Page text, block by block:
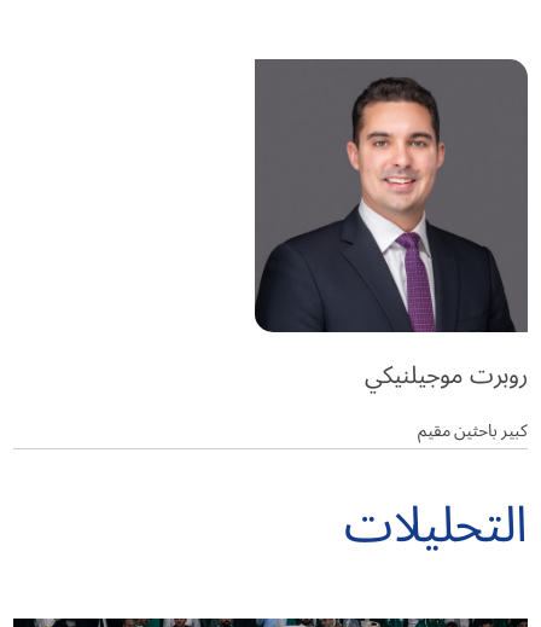
روبرت موجيلنيكي
كبير باحثين مقيم
التحليلات